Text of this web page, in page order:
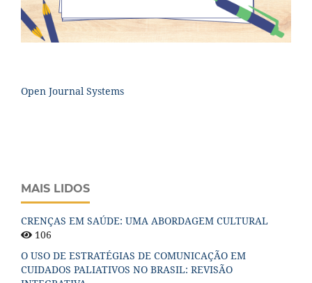
Open Journal Systems
MAIS LIDOS
CRENÇAS EM SAÚDE: UMA ABORDAGEM CULTURAL
106
O USO DE ESTRATÉGIAS DE COMUNICAÇÃO EM
CUIDADOS PALIATIVOS NO BRASIL: REVISÃO